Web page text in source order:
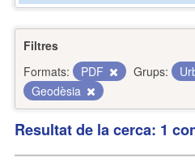
Filtres
Formats:
PDF Grups:
Geodèsia
Resultat de la cerca: 1